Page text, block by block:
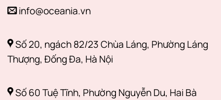
info@oceania.vn
Số 20, ngách 82/23 Chùa Láng, Phường Láng
Thượng, Đống Đa, Hà Nội
Số 60 Tuệ Tĩnh, Phường Nguyễn Du, Hai Bà